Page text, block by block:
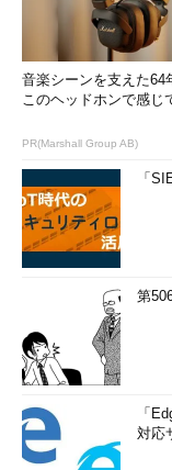
音楽シーンを支えた64
このヘッドホンで感じ
PR(Marshall Group AB)
「
第
「
対応